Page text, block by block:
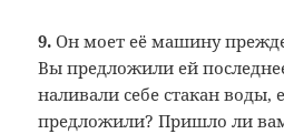
9. Он моет её машину
Вы предложили ей
наливали себе стакан воды,
предложили? Пришло ли